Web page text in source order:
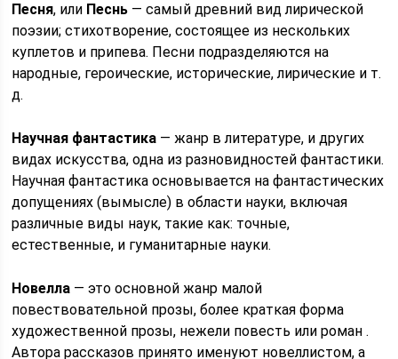
Песня, или Песнь — самый древний вид лирической
поэзии; стихотворение, состоящее из нескольких
куплетов и припева. Песни подразделяются на
народные, героические, исторические, лирические и т.
д.
Научная фантастика — жанр в литературе, и других
видах искусства, одна из разновидностей фантастики.
Научная фантастика основывается на фантастических
допущениях (вымысле) в области науки, включая
различные виды наук, такие как: точные,
естественные, и гуманитарные науки.
Новелла — это основной жанр малой
повествовательной прозы, более краткая форма
художественной прозы, нежели повесть или роман .
Автора рассказов принято именуют новеллистом, а